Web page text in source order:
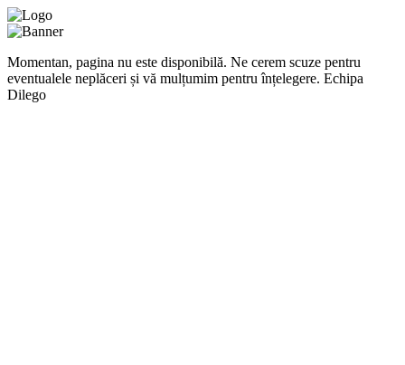
Momentan, pagina nu este disponibilă. Ne cerem scuze pentru
eventualele neplăceri și vă mulțumim pentru înțelegere. Echipa
Dilego